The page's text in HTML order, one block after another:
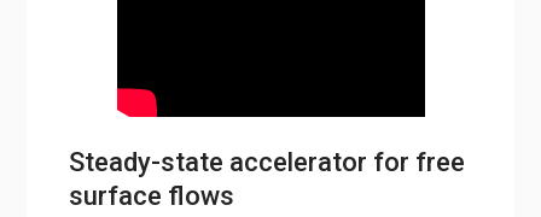
Steady-state accelerator for free
surface flows